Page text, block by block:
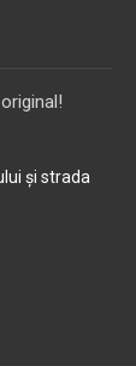
și strada